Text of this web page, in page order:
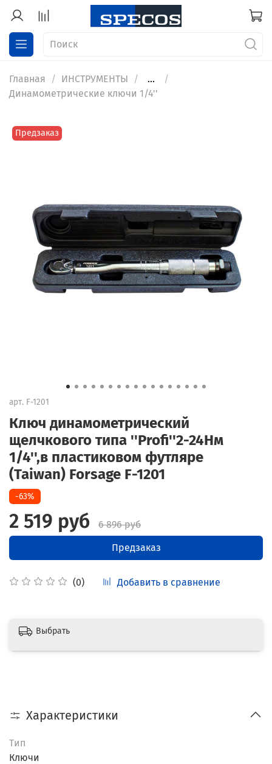
Главная ИНСТРУМЕНТЫ
...
Динамометрические ключи 1/4''
Предзаказ
арт. F-1201
Ключ динамометрический
щелчкового типа ''Profi''2-24Нм
1/4'',в пластиковом футляре
(Taiwan) Forsage F-1201
(0) Добавить в сравнение
-63%
2 519 руб
6 896 руб
Предзаказ
Выбрать
Характеристики
Тип
Ключи